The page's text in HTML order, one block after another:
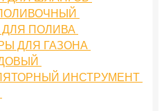
ПОЛИВА
ДЛЯ ГАЗОНА
ИНСТРУМЕНТ